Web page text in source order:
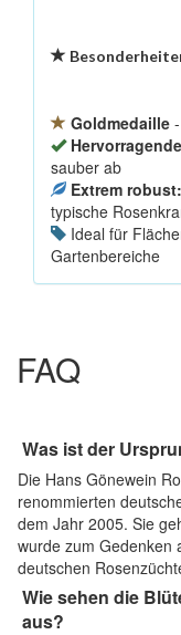
Goldmedaille
sauber ab
Extrem robust:
typische
Ideal für
Gartenbereiche
FAQ
Was ist der
Die Hans Gönewein
renommierten
dem Jahr 2005. Sie
wurde zum Gedenken
deutschen
Wie sehen die
aus?